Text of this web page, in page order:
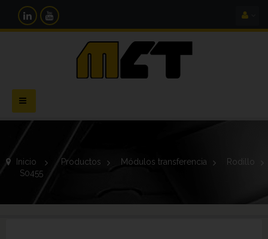
Navegación
Toggle
Inicio > Productos > Módulos transferencia >
Rodillo
S0455